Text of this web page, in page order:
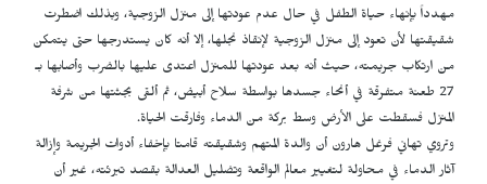
مهدداً بإنهاء حياة الطفل في حال عدم عودتها إلى منزل الزوجية، وبذلك اضطرت
شقيقتها لأن تعود إلى منزل الزوجية لإنقاذ نجلها، إلا أنه كان يستدرجها حتى يتمكن
من ارتكاب جريمته، حيث أنه بعد عودتها للمنزل اعتدى عليها بالضرب وأصابها بـ
27 طعنة متفرقة في أنحاء جسدها بواسطة سلاح أبيض، ثم ألقى بجثتها من شرفة
المنزل فسقطت على الأرض وسط بركة من الدماء وفارقت الحياة.
وتروي تهاني فرغل هارون أن والدة المتهم وشقيقته قامتا بإخفاء أدوات الجريمة وإزالة
آثار الدماء في محاولة لتغيير معالم الواقعة وتضليل العدالة بقصد تبرئته، غير أن